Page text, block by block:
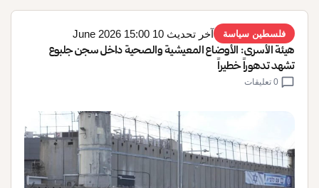
فلسطين سياسة آخر تحديث 10 June 2026 15:00
هيئة الأسرى: الأوضاع المعيشية والصحية داخل سجن جلبوع
تشهد تدهوراً خطيراً
chat_bubble